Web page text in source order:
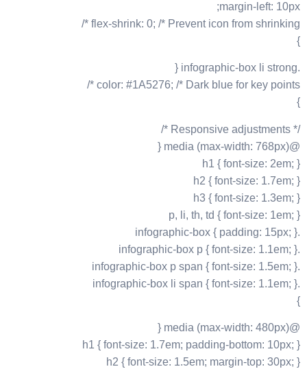
margin-left: 10px;
flex-shrink: 0; /* Prevent icon from shrinking */
}
.infographic-box li strong {
color: #1A5276; /* Dark blue for key points */
}
/* Responsive adjustments */
@media (max-width: 768px) {
h1 { font-size: 2em; }
h2 { font-size: 1.7em; }
h3 { font-size: 1.3em; }
p, li, th, td { font-size: 1em; }
.infographic-box { padding: 15px; }
.infographic-box p { font-size: 1.1em; }
.infographic-box p span { font-size: 1.5em; }
.infographic-box li span { font-size: 1.1em; }
}
@media (max-width: 480px) {
h1 { font-size: 1.7em; padding-bottom: 10px; }
h2 { font-size: 1.5em; margin-top: 30px; }